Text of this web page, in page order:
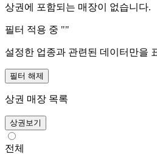
상권에 포함되는 매장이 없습니다.
필터 적용 중 ""
설정한 업종과 관련된 데이터만을
필터 해제
상권 매장 목록
상권보기
전체